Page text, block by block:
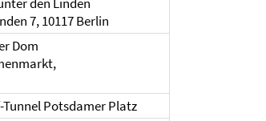
7, 10117 Berlin
Dom
Tunnel Potsdamer Platz